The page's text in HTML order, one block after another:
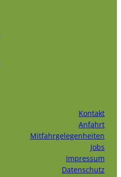
Kontakt
Anfahrt
Mitfahrgelegenheiten
Jobs
Impressum
Datenschutz